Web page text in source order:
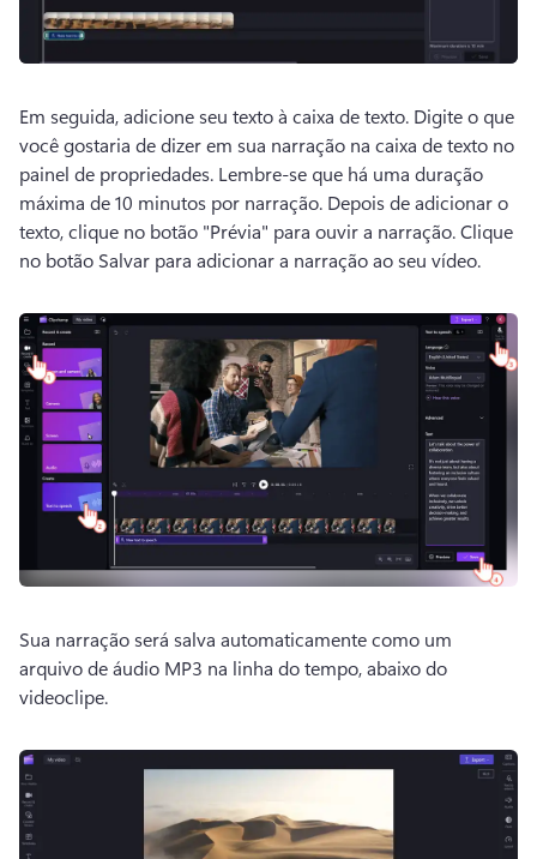
Em seguida, adicione seu texto à caixa de texto. Digite o que
você gostaria de dizer em sua narração na caixa de texto no
painel de propriedades. Lembre-se que há uma duração
máxima de 10 minutos por narração. Depois de adicionar o
texto, clique no botão "Prévia" para ouvir a narração. Clique
no botão Salvar para adicionar a narração ao seu vídeo.
Sua narração será salva automaticamente como um
arquivo de áudio MP3 na linha do tempo, abaixo do
videoclipe.